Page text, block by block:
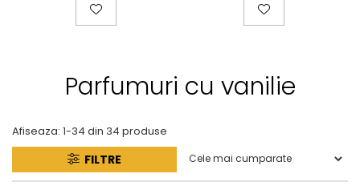
Parfumuri cu vanilie
Afiseaza: 1-34 din 34 produse
FILTRE